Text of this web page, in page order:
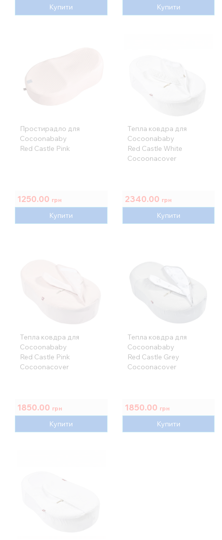
Купити Купити
Простирадло для
Cocoonababy
Red Castle Pink
1250.00 грн
Купити
Тепла ковдра для
Cocoonababy
Red Castle White
Cocoonacover
2340.00 грн
Купити
Тепла ковдра для
Cocoonababy
Red Castle Pink
Cocoonacover
1850.00 грн
Купити
Тепла ковдра для
Cocoonababy
Red Castle Grey
Cocoonacover
1850.00 грн
Купити